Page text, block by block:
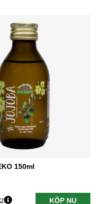
150ml
KÖP NU